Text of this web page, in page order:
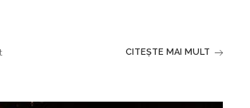
CITEȘTE MAI MULT